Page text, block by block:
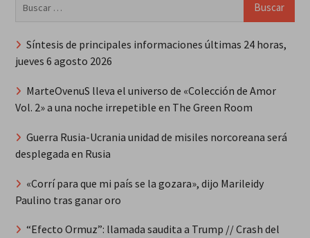
Síntesis de principales informaciones últimas 24 horas,
jueves 6 agosto 2026
MarteOvenuS lleva el universo de «Colección de Amor
Vol. 2» a una noche irrepetible en The Green Room
Guerra Rusia-Ucrania unidad de misiles norcoreana será
desplegada en Rusia
«Corrí para que mi país se la gozara», dijo Marileidy
Paulino tras ganar oro
“Efecto Ormuz”: llamada saudita a Trump // Crash del